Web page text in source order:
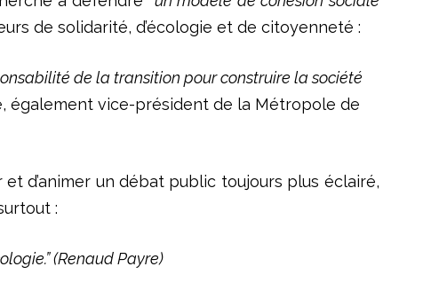
de solidarité, d’écologie et de citoyenneté :
de la transition pour construire la société
également vice-président de la Métropole de
d’animer un débat public toujours plus éclairé,
:
(Renaud Payre)